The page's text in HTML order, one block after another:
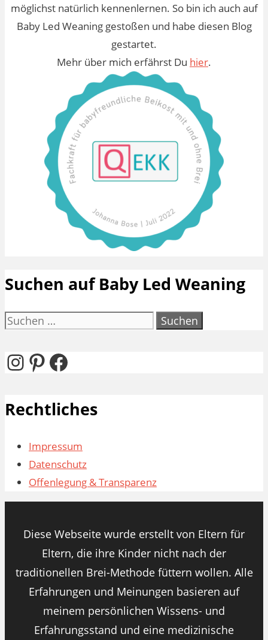
möglichst natürlich kennenlernen. So bin ich auch auf
Baby Led Weaning gestoßen und habe diesen Blog
gestartet.
Mehr über mich erfährst Du hier.
Suchen auf Baby Led Weaning
Suchen
Instagram
Pinterest
Facebook
Rechtliches
Impressum
Datenschutz
Offenlegung & Transparenz
Diese Webseite wurde erstellt von Eltern für
Eltern, die ihre Kinder nicht nach der
traditionellen Brei-Methode füttern wollen. Alle
Erfahrungen und Meinungen basieren auf
meinem persönlichen Wissens- und
Erfahrungsstand und eine medizinische